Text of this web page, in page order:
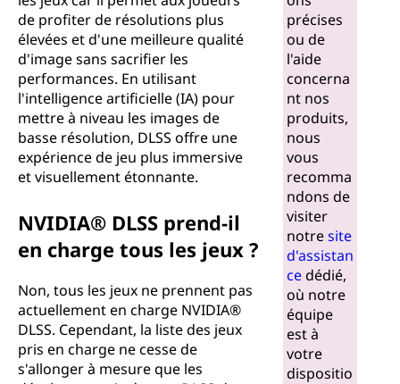
de profiter de résolutions plus
élevées et d'une meilleure qualité
d'image sans sacrifier les
performances. En utilisant
l'intelligence artificielle (IA) pour
mettre à niveau les images de
basse résolution, DLSS offre une
expérience de jeu plus immersive
et visuellement étonnante.
NVIDIA® DLSS prend-il
en charge tous les jeux ?
Non, tous les jeux ne prennent pas
actuellement en charge NVIDIA®
DLSS. Cependant, la liste des jeux
pris en charge ne cesse de
s'allonger à mesure que les
précises
ou de
l'aide
concerna
nt nos
produits,
nous
vous
recomma
ndons de
visiter
notresite
d'assistan
cedédié,
où notre
équipe
est à
votre
dispositio